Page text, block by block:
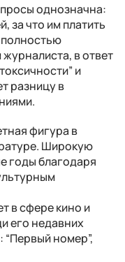
однозначна:
за что им платить
полностью
в ответ
и
разницу в
фигура в
Широкую
годы благодаря
в сфере кино и
его недавних
номер”,